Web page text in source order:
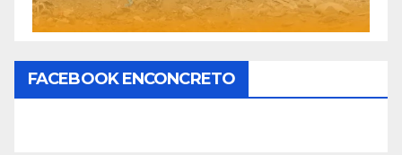
FACEBOOK ENCONCRETO